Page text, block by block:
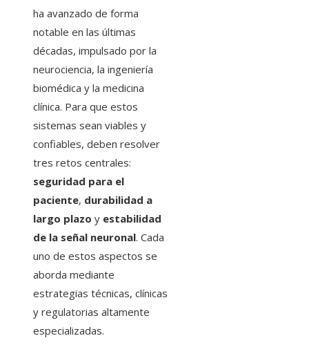
ha avanzado de forma
notable en las últimas
décadas, impulsado por la
neurociencia, la ingeniería
biomédica y la medicina
clínica. Para que estos
sistemas sean viables y
confiables, deben resolver
tres retos centrales:
seguridad para el
paciente, durabilidad a
largo plazo y estabilidad
de la señal neuronal. Cada
uno de estos aspectos se
aborda mediante
estrategias técnicas, clínicas
y regulatorias altamente
especializadas.